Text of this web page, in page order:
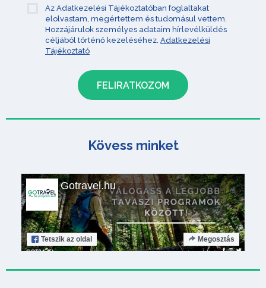
Az Adatkezelési Tájékoztatóban foglaltakat
elolvastam, megértettem és tudomásul vettem.
Hozzájárulok személyes adataim hírlevélküldés
céljából történő kezeléséhez. Adatkezelési
Tájékoztató
Kövess minket
Gotravel.hu
Tetszik az oldal Megosztás